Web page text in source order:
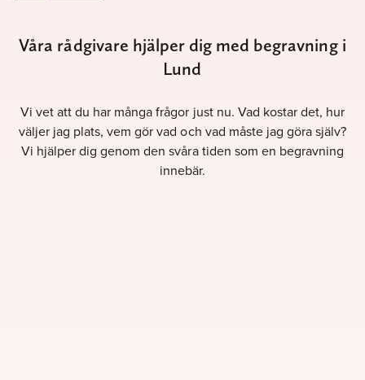
Våra rådgivare hjälper dig med begravning i
Lund
Vi vet att du har många frågor just nu. Vad kostar det, hur
väljer jag plats, vem gör vad och vad måste jag göra själv?
Vi hjälper dig genom den svåra tiden som en begravning
innebär.